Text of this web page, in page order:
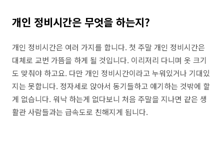
개인 정비시간은 무엇을 하는지?
개인 정비시간은 여러 가지를 합니다. 첫 주말 개인 정비시간은
대체로 교번 가뜸을 하게 될 것입니다. 이리저리 다니며 옷 크기
도 맞춰야 하고요. 다만 개인 정비시간이라고 누워있거나 기대있
지는 못합니다. 정자세로 앉아서 동기들하고 얘기하는 것밖에 할
게 없습니다. 워낙 하는게 없다보니 처음 주말을 지나면 같은 생
활관 사람들과는 급속도로 친해지게 됩니다.